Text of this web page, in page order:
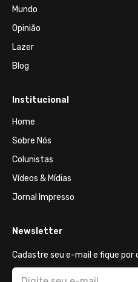
Mundo
Opinião
Lazer
Blog
Institucional
Home
Sobre Nós
Colunistas
Vídeos & Mídias
Jornal Impresso
Newsletter
Cadastre seu e-mail e fique por